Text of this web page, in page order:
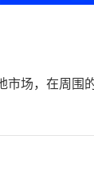
场，在周围